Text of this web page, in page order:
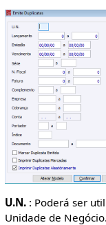
U.N. : Poderá ser
Unidade de Negócio.